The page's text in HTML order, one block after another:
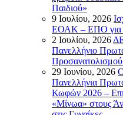
Παιδιού»
9 Ιουλίου, 2026
ΕΟΑΚ – ΕΠΟ για
2 Ιουλίου, 2026
Πανελλήνιο
29 Ιουνίου, 2026
Πανελλήνια
Κωφών 2026 –
«Μίνωα» στους